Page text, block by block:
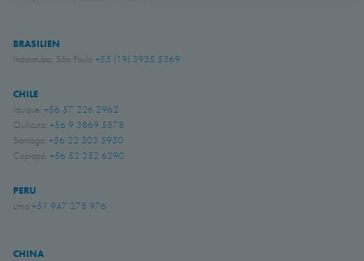
BRASILIEN
Indaiatuba, São Paulo +55 (19) 3935 5369
CHILE
Iquique: +56 57 226 2962
Quilicura: +56 9 3869 5878
Santiago: +56 22 303 5950
Copiapó: +56 52 252 6290
PERU
Lima +51 947 278 976
CHINA